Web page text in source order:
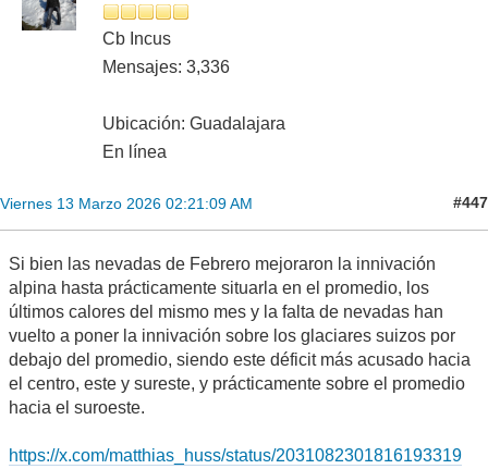
Cb Incus
Mensajes: 3,336
Ubicación: Guadalajara
En línea
Viernes 13 Marzo 2026 02:21:09 AM #447
Si bien las nevadas de Febrero mejoraron la innivación
alpina hasta prácticamente situarla en el promedio, los
últimos calores del mismo mes y la falta de nevadas han
vuelto a poner la innivación sobre los glaciares suizos por
debajo del promedio, siendo este déficit más acusado hacia
el centro, este y sureste, y prácticamente sobre el promedio
hacia el suroeste.
https://x.com/matthias_huss/status/2031082301816193319